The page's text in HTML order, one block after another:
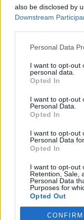
also be disclosed by
Downstream
Personal Data
I want to opt-out
personal data.
Opted In
I want to opt-out
Personal Data.
Opted In
I want to opt-out
Personal Data
Opted In
I want to opt-out
Retention, Sale,
Personal Data
Purposes for
Opted Out
CONFIRM
odpowiedzi
Dodaj